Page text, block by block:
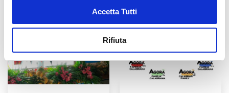
Accetta Tutti
Rifiuta